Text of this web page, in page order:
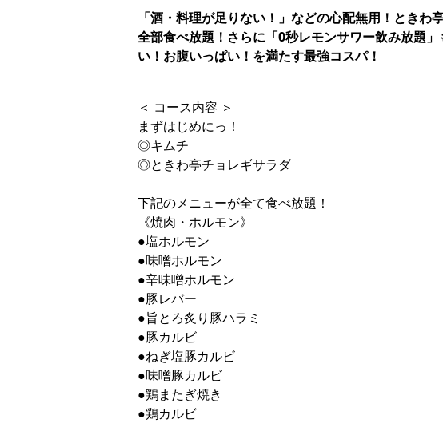
「酒・料理が足りない！」などの心配無用！とき
全部食べ放題！さらに「0秒レモンサワー飲み放題
い！お腹いっぱい！を満たす最強コスパ！
＜ コース内容 ＞
まずはじめにっ！
◎キムチ
◎ときわ亭チョレギサラダ
下記のメニューが全て食べ放題！
《焼肉・ホルモン》
●塩ホルモン
●味噌ホルモン
●辛味噌ホルモン
●豚レバー
●旨とろ炙り豚ハラミ
●豚カルビ
●ねぎ塩豚カルビ
●味噌豚カルビ
●鶏またぎ焼き
●鶏カルビ